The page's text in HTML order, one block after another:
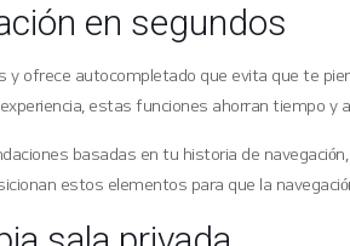
en segundos
ofrece autocompletado que evita que te
estas funciones ahorran tiempo y
basadas en tu historia de
estos elementos para que la